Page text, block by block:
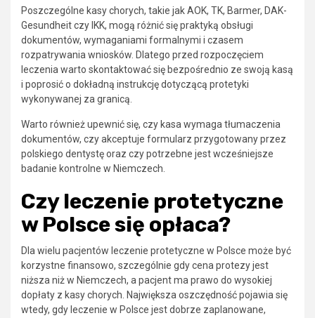
Poszczególne kasy chorych, takie jak AOK, TK, Barmer, DAK-
Gesundheit czy IKK, mogą różnić się praktyką obsługi
dokumentów, wymaganiami formalnymi i czasem
rozpatrywania wniosków. Dlatego przed rozpoczęciem
leczenia warto skontaktować się bezpośrednio ze swoją kasą
i poprosić o dokładną instrukcję dotyczącą protetyki
wykonywanej za granicą.
Warto również upewnić się, czy kasa wymaga tłumaczenia
dokumentów, czy akceptuje formularz przygotowany przez
polskiego dentystę oraz czy potrzebne jest wcześniejsze
badanie kontrolne w Niemczech.
Czy leczenie protetyczne
w Polsce się opłaca?
Dla wielu pacjentów leczenie protetyczne w Polsce może być
korzystne finansowo, szczególnie gdy cena protezy jest
niższa niż w Niemczech, a pacjent ma prawo do wysokiej
dopłaty z kasy chorych. Największa oszczędność pojawia się
wtedy, gdy leczenie w Polsce jest dobrze zaplanowane,